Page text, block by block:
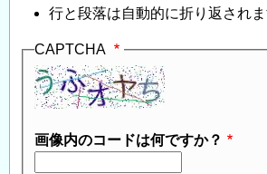
行と段落は自動的に折り返されま
CAPTCHA
画像内のコードは何ですか？